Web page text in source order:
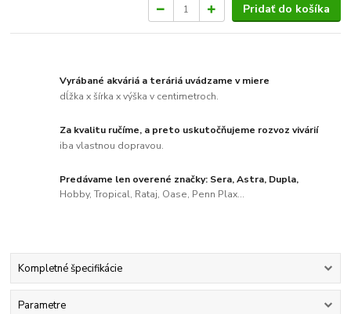
Pridať do košíka
Vyrábané akváriá a teráriá uvádzame v miere
dĺžka x šírka x výška v centimetroch.
Za kvalitu ručíme, a preto uskutočňujeme rozvoz vivárií
iba vlastnou dopravou.
Predávame len overené značky: Sera, Astra, Dupla,
Hobby, Tropical, Rataj, Oase, Penn Plax...
Kompletné špecifikácie
Parametre